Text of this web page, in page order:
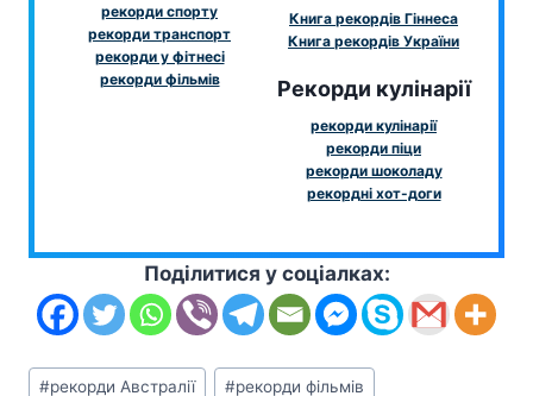
рекорди спорту
рекорди транспорт
рекорди у фітнесі
рекорди фільмів
Книга рекордів Гіннеса
Книга рекордів України
Рекорди кулінарії
рекорди кулінарії
рекорди піци
рекорди шоколаду
рекордні хот-доги
Поділитися у соціалках:
Позначки
#рекорди Австралії #рекорди фільмів